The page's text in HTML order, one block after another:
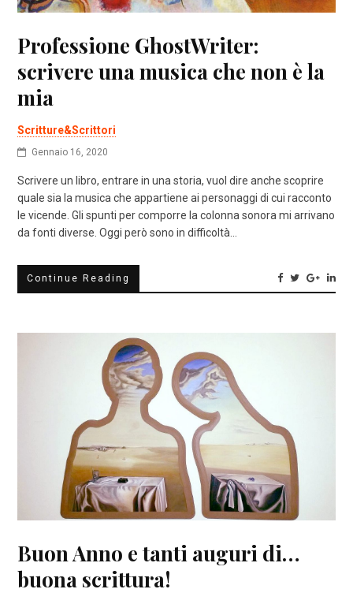
Professione GhostWriter:
scrivere una musica che non è la
mia
Scritture&Scrittori
Gennaio 16, 2020
Scrivere un libro, entrare in una storia, vuol dire anche scoprire
quale sia la musica che appartiene ai personaggi di cui racconto
le vicende. Gli spunti per comporre la colonna sonora mi arrivano
da fonti diverse. Oggi però sono in difficoltà…
Continue Reading
Buon Anno e tanti auguri di…
buona scrittura!